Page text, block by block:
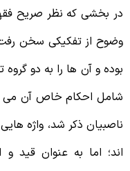
بخشی که نظر صریح
از تفکیکی سخن رفت
و آن ها را به دو گروه
احکام خاص آن می
ذکر شد، واژه هایی
اما به عنوان قید و